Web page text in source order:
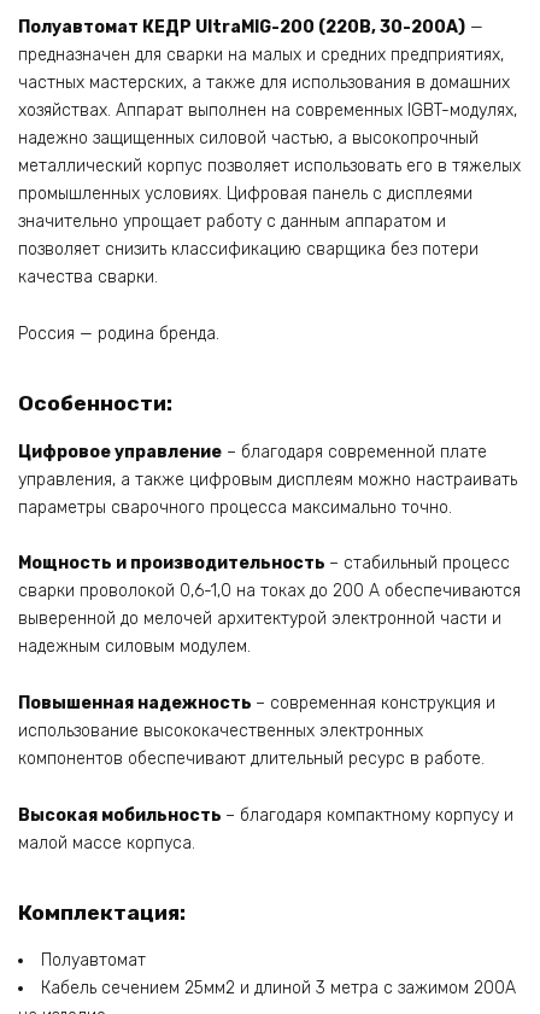
Полуавтомат КЕДР UltraMIG-200 (220В, 30-200А) —
предназначен для сварки на малых и средних предприятиях,
частных мастерских, а также для использования в домашних
хозяйствах. Аппарат выполнен на современных IGBT-модулях,
надежно защищенных силовой частью, а высокопрочный
металлический корпус позволяет использовать его в тяжелых
промышленных условиях. Цифровая панель с дисплеями
значительно упрощает работу с данным аппаратом и
позволяет снизить классификацию сварщика без потери
качества сварки.
Россия — родина бренда.
Особенности:
Цифровое управление – благодаря современной плате
управления, а также цифровым дисплеям можно настраивать
параметры сварочного процесса максимально точно.
Мощность и производительность – стабильный процесс
сварки проволокой 0,6-1,0 на токах до 200 А обеспечиваются
выверенной до мелочей архитектурой электронной части и
надежным силовым модулем.
Повышенная надежность – современная конструкция и
использование высококачественных электронных
компонентов обеспечивают длительный ресурс в работе.
Высокая мобильность – благодаря компактному корпусу и
малой массе корпуса.
Комплектация:
Полуавтомат
Кабель сечением 25мм2 и длиной 3 метра с зажимом 200А